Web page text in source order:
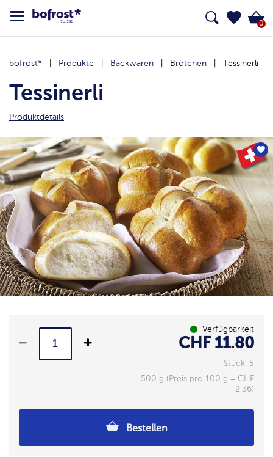
0
bofrost* Produkte Backwaren Brötchen Tessinerli
Tessinerli
Produktdetails
Verfügbarkeit
CHF 11.80
Stück: 5
500 g (Preis pro 100 g = CHF
2.36)
Bestellen